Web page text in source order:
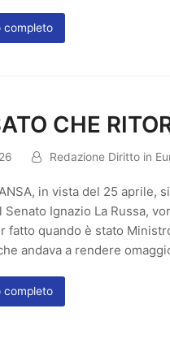
completo
CHE
Redazione Diritto in
in vista del 25 aprile,
Ignazio La Russa,
fatto quando è stato
andava a rendere
completo